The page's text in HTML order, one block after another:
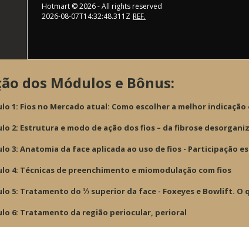
Hotmart ©2026- All rights reserved
2026-08-07T14:32:48.311Z REF.
dos Módulos e Bônus:
1: Fios no Mercado atual: Como escolher a melhor
2: Estrutura e modo de ação dos fios – da fibrose
3: Anatomia da face aplicada ao uso de fios - Participação
4: Técnicas de preenchimento e miomodulação com fios
5: Tratamento do ⅓ superior da face - Foxeyes e Bowlift.
6: Tratamento da região periocular, perioral